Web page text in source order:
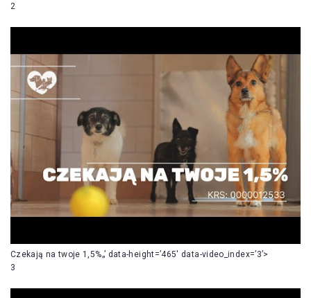
2
Czekają na twoje 1,5%„’ data-height=’465′ data-video_index=’3’>
3